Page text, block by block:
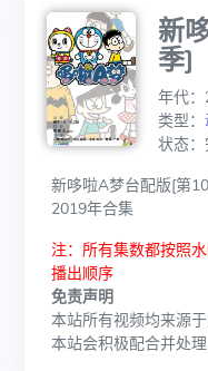
新
季]
年代
类型：
状态
新哆啦A梦台配版[第
2019年合集
注：所有集数都按照
播出顺序
免责声明
本站所有视频均来源
本站会积极配合并处理